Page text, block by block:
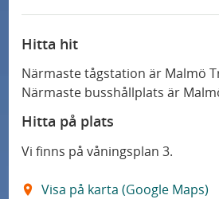
Hitta hit
Närmaste tågstation är Malmö
Närmaste busshållplats är
Hitta på plats
Vi finns på våningsplan 3.
Visa på karta (Google Maps)